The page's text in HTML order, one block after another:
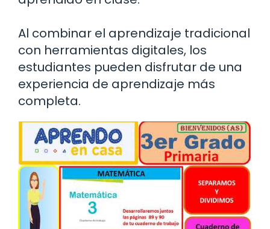
Al combinar el aprendizaje tradicional
con herramientas digitales, los
estudiantes pueden disfrutar de una
experiencia de aprendizaje más
completa.